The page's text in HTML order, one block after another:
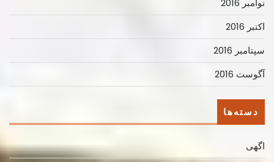
نوامبر 2016
اکتبر 2016
سپتامبر 2016
آگوست 2016
دسته‌ها
اگهی